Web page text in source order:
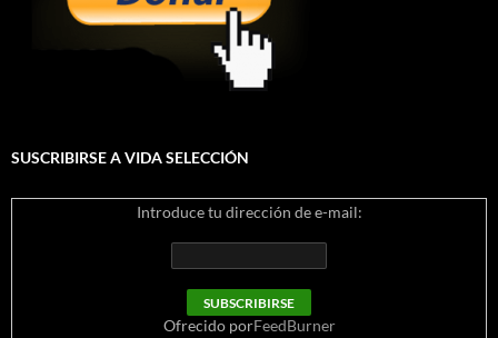
SUSCRIBIRSE A VIDA SELECCIÓN
Introduce tu dirección de e-mail:
Ofrecido porFeedBurner